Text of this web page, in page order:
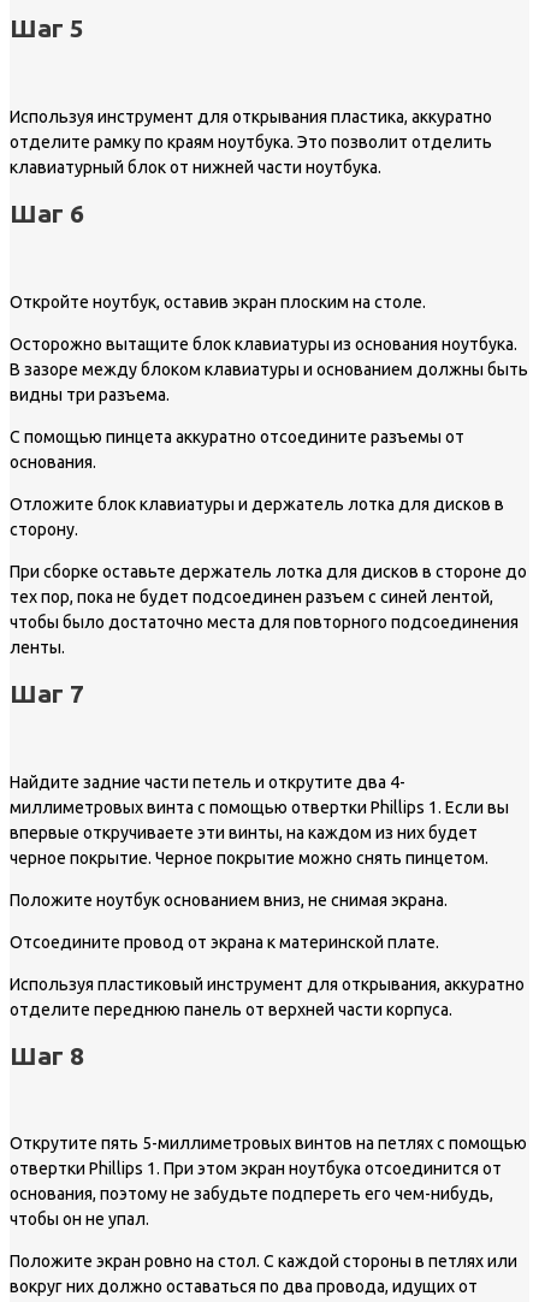
Шаг 5
Используя инструмент для открывания пластика, аккуратно
отделите рамку по краям ноутбука. Это позволит отделить
клавиатурный блок от нижней части ноутбука.
Шаг 6
Откройте ноутбук, оставив экран плоским на столе.
Осторожно вытащите блок клавиатуры из основания ноутбука.
В зазоре между блоком клавиатуры и основанием должны быть
видны три разъема.
С помощью пинцета аккуратно отсоедините разъемы от
основания.
Отложите блок клавиатуры и держатель лотка для дисков в
сторону.
При сборке оставьте держатель лотка для дисков в стороне до
тех пор, пока не будет подсоединен разъем с синей лентой,
чтобы было достаточно места для повторного подсоединения
ленты.
Шаг 7
Найдите задние части петель и открутите два 4-
миллиметровых винта с помощью отвертки Phillips 1. Если вы
впервые откручиваете эти винты, на каждом из них будет
черное покрытие. Черное покрытие можно снять пинцетом.
Положите ноутбук основанием вниз, не снимая экрана.
Отсоедините провод от экрана к материнской плате.
Используя пластиковый инструмент для открывания, аккуратно
отделите переднюю панель от верхней части корпуса.
Шаг 8
Открутите пять 5-миллиметровых винтов на петлях с помощью
отвертки Phillips 1. При этом экран ноутбука отсоединится от
основания, поэтому не забудьте подпереть его чем-нибудь,
чтобы он не упал.
Положите экран ровно на стол. С каждой стороны в петлях или
вокруг них должно оставаться по два провода, идущих от